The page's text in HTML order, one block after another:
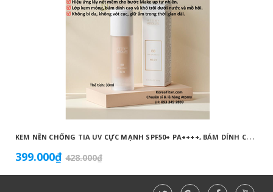
K
EM NỀN CHỐNG TIA UV CỰC MẠNH SPF50+ PA++++, BÁM DÍNH CAO, KHÔNG VÓN CỤC, DƯỠNG ẨM VÀ DƯỠNG TRẮNG DA HOÀN HẢO NO.23 (MÀU BEIGE) - ATOMY BB ABSOLUTE 23 - 애터미 앱솔루트 BB - АТОМИ АБСОЛЮТ BB №23
399.000₫ 428.000₫